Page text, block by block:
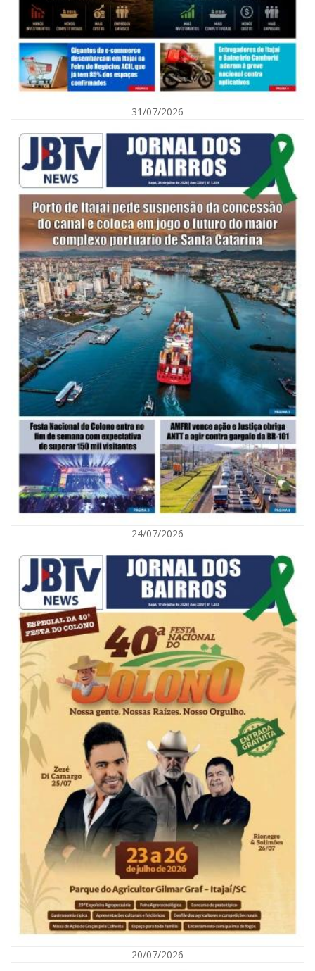
Defesa Civil de Itajaí alerta para chuva, ventos fortes e queda de
temperatura
ITAJAÍ
06/08/2026 | 10:02
Audiência pública debate Programa Municipal de Habitação de Interesse
Social em Itajaí
06/08/2026 | 10:04
Ação oferece testes rápidos para HIV, sífilis e hepatites nesta quinta (6) e
sexta-feira (7)
GERAL
31/07/2026
24/07/2026
20/07/2026